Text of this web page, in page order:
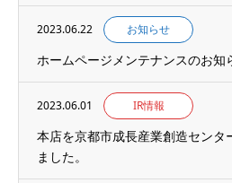
2023.06.22 お知らせ
ホームページメンテナンスのお知
2023.06.01 IR情報
本店を京都市成長産業創造センタ
ました。